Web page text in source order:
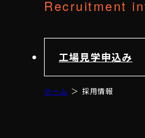
Recruitment
工場見学申込み
ホーム 採用情報